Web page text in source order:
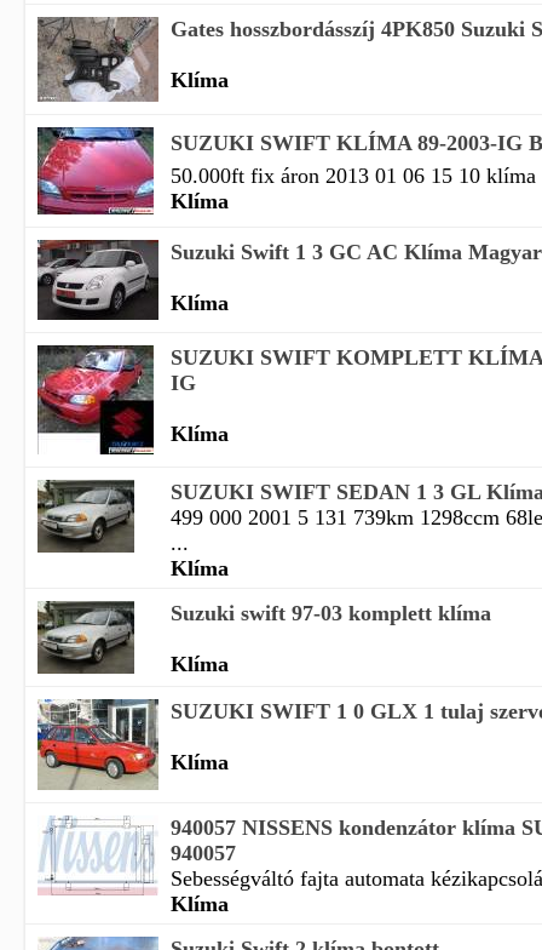
Gates hosszbordásszíj 4PK850 Suzuki
Klíma
SUZUKI SWIFT KLÍMA 89-2003-IG
50.000ft fix áron 2013 01 06 15 10
Klíma
Suzuki Swift 1 3 GC AC Klíma
Klíma
SUZUKI SWIFT KOMPLETT KLÍMA
IG
Klíma
SUZUKI SWIFT SEDAN 1 3 GL
499 000 2001 5 131 739km 1298ccm
...
Klíma
Suzuki swift 97-03 komplett klíma
Klíma
SUZUKI SWIFT 1 0 GLX 1 tulaj
Klíma
940057 NISSENS kondenzátor klíma
940057
Sebességváltó fajta automata
Klíma